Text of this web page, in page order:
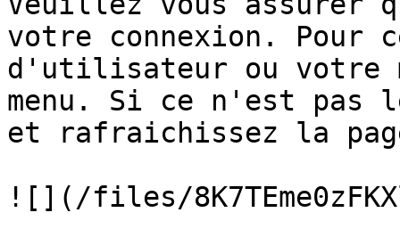
votre connexion. Pour
d'utilisateur ou votre
menu. Si ce n'est pas
et rafraichissez la
![](/files/